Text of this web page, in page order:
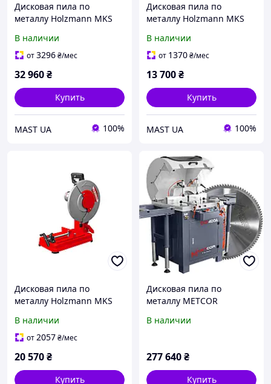
Дисковая пила по
металлу Holzmann MKS
В наличии
от3296₴/мес
32 960₴
Купить
MAST UA 100%
Дисковая пила по
металлу Holzmann MKS
В наличии
от 1370₴/мес
13 700₴
Купить
MAST UA 100%
Дисковая пила по
металлу Holzmann MKS
В наличии
от2057₴/мес
20 570₴
Купить
Дисковая пила по
металлу METCOR
В наличии
277 640₴
Купить